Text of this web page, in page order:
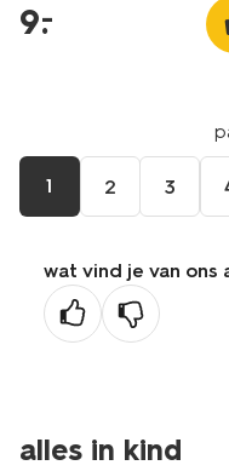
9.
–
1 2 3
wat vind je van ons
alles in kind